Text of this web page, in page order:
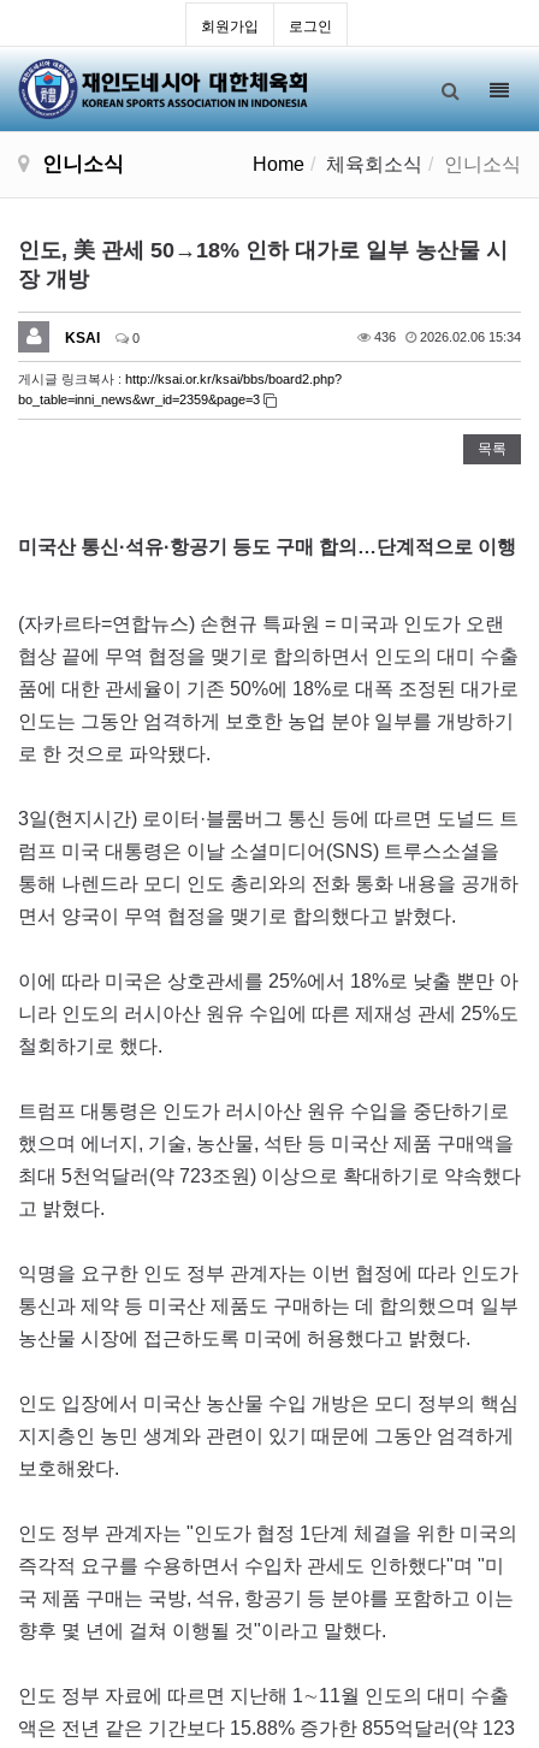
회원가입 로그인
인니소식 Home 체육회소식 인니소식
인도, 美 관세 50→18% 인하 대가로 일부 농산물 시
장 개방
KSAI 0 436 2026.02.06 15:34
게시글 링크복사 : http://ksai.or.kr/ksai/bbs/board2.php?
bo_table=inni_news&wr_id=2359&page=3
목록
미국산 통신·석유·항공기 등도 구매 합의…단계적으로 이행
(자카르타=연합뉴스) 손현규 특파원 = 미국과 인도가 오랜
협상 끝에 무역 협정을 맺기로 합의하면서 인도의 대미 수출
품에 대한 관세율이 기존 50%에 18%로 대폭 조정된 대가로
인도는 그동안 엄격하게 보호한 농업 분야 일부를 개방하기
로 한 것으로 파악됐다.
3일(현지시간) 로이터·블룸버그 통신 등에 따르면 도널드 트
럼프 미국 대통령은 이날 소셜미디어(SNS) 트루스소셜을
통해 나렌드라 모디 인도 총리와의 전화 통화 내용을 공개하
면서 양국이 무역 협정을 맺기로 합의했다고 밝혔다.
이에 따라 미국은 상호관세를 25%에서 18%로 낮출 뿐만 아
니라 인도의 러시아산 원유 수입에 따른 제재성 관세 25%도
철회하기로 했다.
트럼프 대통령은 인도가 러시아산 원유 수입을 중단하기로
했으며 에너지, 기술, 농산물, 석탄 등 미국산 제품 구매액을
최대 5천억달러(약 723조원) 이상으로 확대하기로 약속했다
고 밝혔다.
익명을 요구한 인도 정부 관계자는 이번 협정에 따라 인도가
통신과 제약 등 미국산 제품도 구매하는 데 합의했으며 일부
농산물 시장에 접근하도록 미국에 허용했다고 밝혔다.
인도 입장에서 미국산 농산물 수입 개방은 모디 정부의 핵심
지지층인 농민 생계와 관련이 있기 때문에 그동안 엄격하게
보호해왔다.
인도 정부 관계자는 "인도가 협정 1단계 체결을 위한 미국의
즉각적 요구를 수용하면서 수입차 관세도 인하했다"며 "미
국 제품 구매는 국방, 석유, 항공기 등 분야를 포함하고 이는
향후 몇 년에 걸쳐 이행될 것"이라고 말했다.
인도 정부 자료에 따르면 지난해 1∼11월 인도의 대미 수출
액은 전년 같은 기간보다 15.88% 증가한 855억달러(약 123